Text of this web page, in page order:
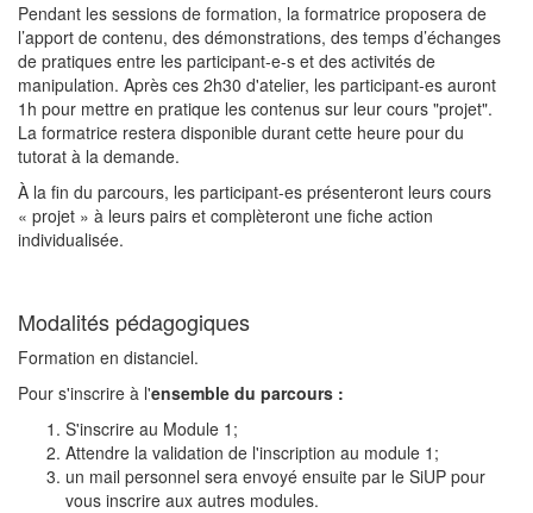
Pendant les sessions de formation, la formatrice proposera de
l’apport de contenu, des démonstrations, des temps d’échanges
de pratiques entre les participant-e-s et des activités de
manipulation. Après ces 2h30 d'atelier, les participant-es auront
1h pour mettre en pratique les contenus sur leur cours "projet".
La formatrice restera disponible durant cette heure pour du
tutorat à la demande.
À la fin du parcours, les participant-es présenteront leurs cours
« projet » à leurs pairs et complèteront une fiche action
individualisée.
Modalités pédagogiques
Formation en distanciel.
Pour s'inscrire à l'ensemble du parcours :
S'inscrire au Module 1;
Attendre la validation de l'inscription au module 1;
un mail personnel sera envoyé ensuite par le SiUP pour
vous inscrire aux autres modules.